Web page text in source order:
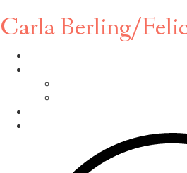
Carla Berling/